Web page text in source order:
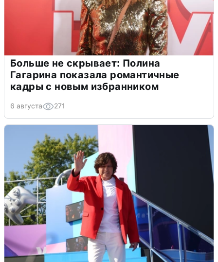
Больше не скрывает: Полина
Гагарина показала романтичные
кадры с новым избранником
6 августа 271